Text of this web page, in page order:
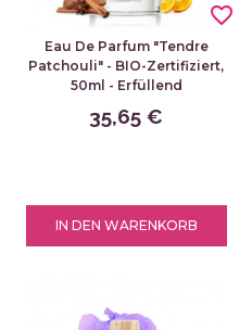
Eau De Parfum "Tendre
Patchouli" - BIO-Zertifiziert,
50ml - Erfüllend
35,65 €
IN DEN WARENKORB
favorite_border